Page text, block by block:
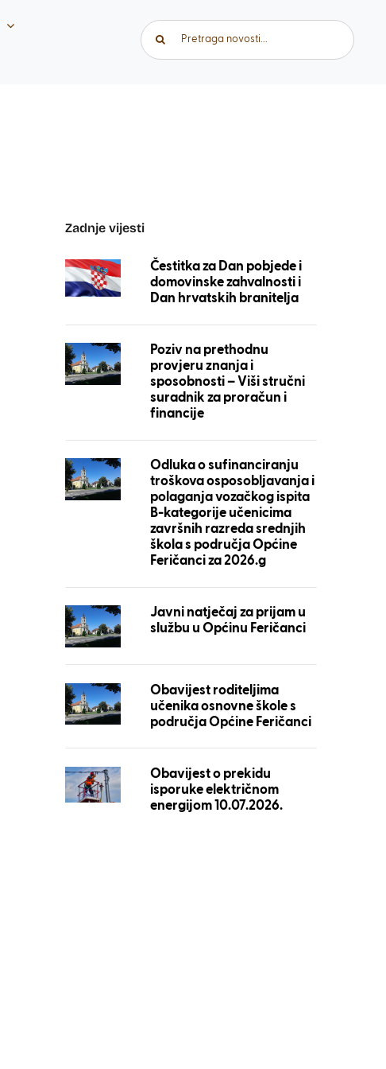
Traži...
Zadnje vijesti
Čestitka za Dan pobjede i
domovinske zahvalnosti i
Dan hrvatskih branitelja
Poziv na prethodnu
provjeru znanja i
sposobnosti – Viši stručni
suradnik za proračun i
financije
Odluka o sufinanciranju
troškova osposobljavanja i
polaganja vozačkog ispita
B-kategorije učenicima
završnih razreda srednjih
škola s područja Općine
Feričanci za 2026.g
Javni natječaj za prijam u
službu u Općinu Feričanci
Obavijest roditeljima
učenika osnovne škole s
područja Općine Feričanci
Obavijest o prekidu
isporuke električnom
energijom 10.07.2026.